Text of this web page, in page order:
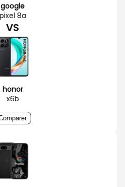
google
pixel 8a
VS
honor
x6b